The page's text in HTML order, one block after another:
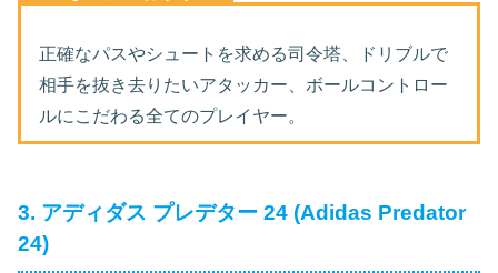
正確なパスやシュートを求める司令塔、ドリブルで
相手を抜き去りたいアタッカー、ボールコントロー
ルにこだわる全てのプレイヤー。
3. アディダス プレデター 24 (Adidas Predator
24)